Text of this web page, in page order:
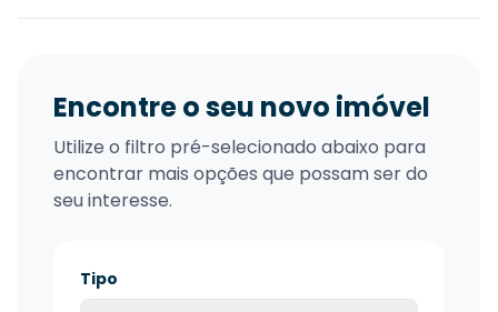
Encontre o seu novo imóvel
Utilize o filtro pré-selecionado abaixo para
encontrar mais opções que possam ser do
seu interesse.
Tipo